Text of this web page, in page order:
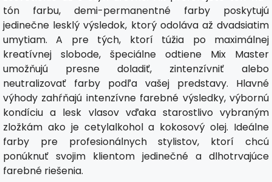
tón farbu, demi-permanentné farby poskytujú
jedinečne lesklý výsledok, ktorý odoláva až dvadsiatim
umytiam. A pre tých, ktorí túžia po maximálnej
kreatívnej slobode, špeciálne odtiene Mix Master
umožňujú presne doladiť, zintenzívniť alebo
neutralizovať farby podľa vašej predstavy. Hlavné
výhody zahŕňajú intenzívne farebné výsledky, výbornú
kondíciu a lesk vlasov vďaka starostlivo vybraným
zložkám ako je cetylalkohol a kokosový olej. Ideálne
farby pre profesionálnych stylistov, ktorí chcú
ponúknuť svojim klientom jedinečné a dlhotrvajúce
farebné riešenia.